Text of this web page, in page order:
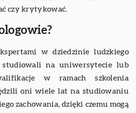
czy krytykować.
w dziedzinie ludzkiego
studiowali na uniwersytecie lub
w ramach szkolenia
oni wiele lat na studiowaniu
zachowania, dzięki czemu mogą